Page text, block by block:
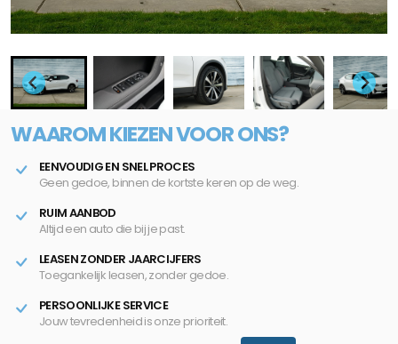
WAAROM KIEZEN VOOR ONS?
EENVOUDIG EN SNEL PROCES
Geen gedoe, binnen de kortste keren op de weg.
RUIM AANBOD
Altijd een auto die bij je past.
LEASEN ZONDER JAARCIJFERS
Toegankelijk leasen, zonder gedoe.
PERSOONLIJKE SERVICE
Jouw tevredenheid is onze prioriteit.